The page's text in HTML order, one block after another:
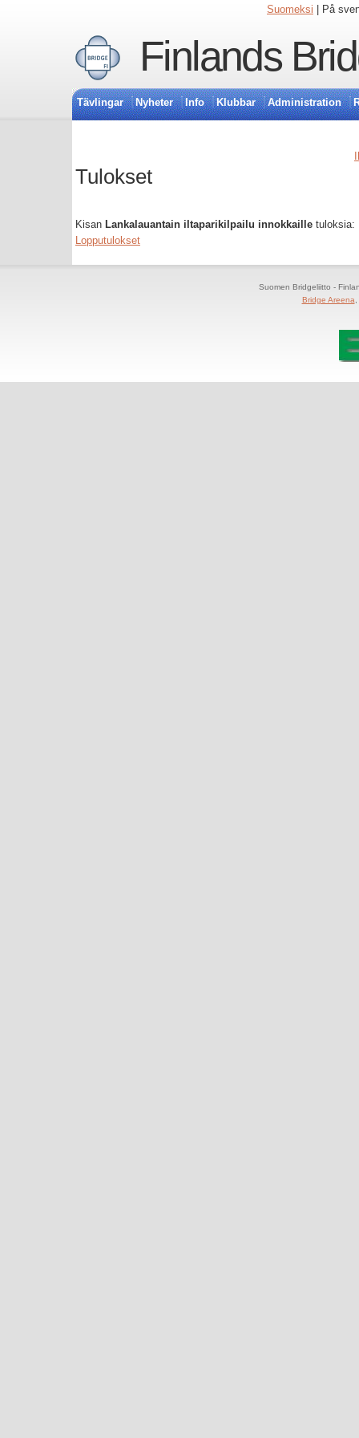
Suomeksi | På
Finlands
Tävlingar Nyheter Info Klubbar Administration
Tulokset
Kisan Lankalauantain iltaparikilpailu innokkaille tuloksia:
Lopputulokset
Suomen Bridgeliitto -
Bridge Areena